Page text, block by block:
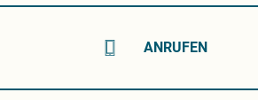
ANRUFEN